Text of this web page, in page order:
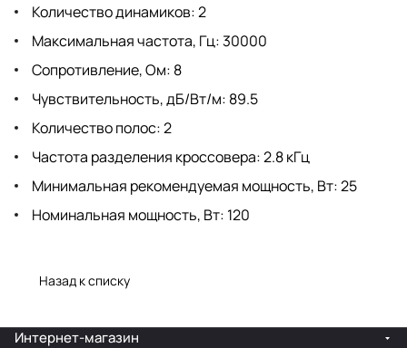
Количество динамиков: 2
Максимальная частота, Гц: 30000
Сопротивление, Ом: 8
Чувствительность, дБ/Вт/м: 89.5
Количество полос: 2
Частота разделения кроссовера: 2.8 кГц
Минимальная рекомендуемая мощность, Вт: 25
Номинальная мощность, Вт: 120
Назад к списку
Интернет-магазин